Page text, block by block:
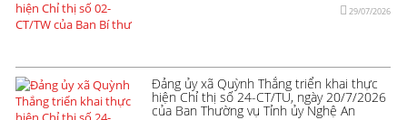
29/07/2026
Đảng ủy xã Quỳnh Thắng triển khai thực
hiện Chỉ thị số 24-CT/TU, ngày 20/7/2026
của Ban Thường vụ Tỉnh ủy Nghệ An